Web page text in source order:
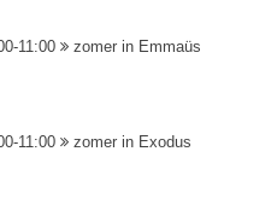
11:00 zomer in Emmaüs
11:00 zomer in Exodus